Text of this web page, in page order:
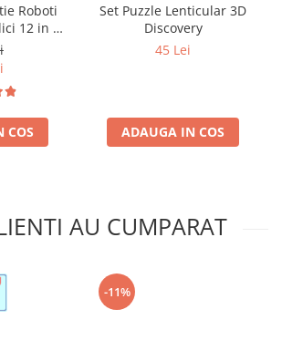
Roboti
12 in 1
COS
Set Puzzle Lenticular 3D
Discovery
45 Lei
ADAUGA IN COS
AU CUMPARAT
-11%